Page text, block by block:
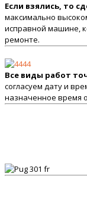
Если взялись, то
максимально
исправной машине,
ремонте.
Все виды работ
согласуем дату и
назначенное время